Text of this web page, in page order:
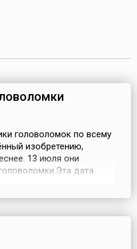
головоломок по всему
изобретению,
13 июля они
дата